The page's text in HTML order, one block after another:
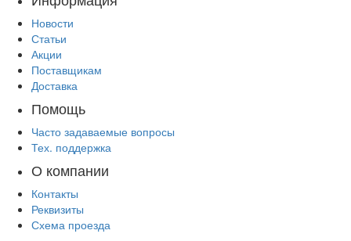
Новости
Статьи
Акции
Поставщикам
Доставка
Помощь
Часто задаваемые вопросы
Тех. поддержка
О компании
Контакты
Реквизиты
Схема проезда